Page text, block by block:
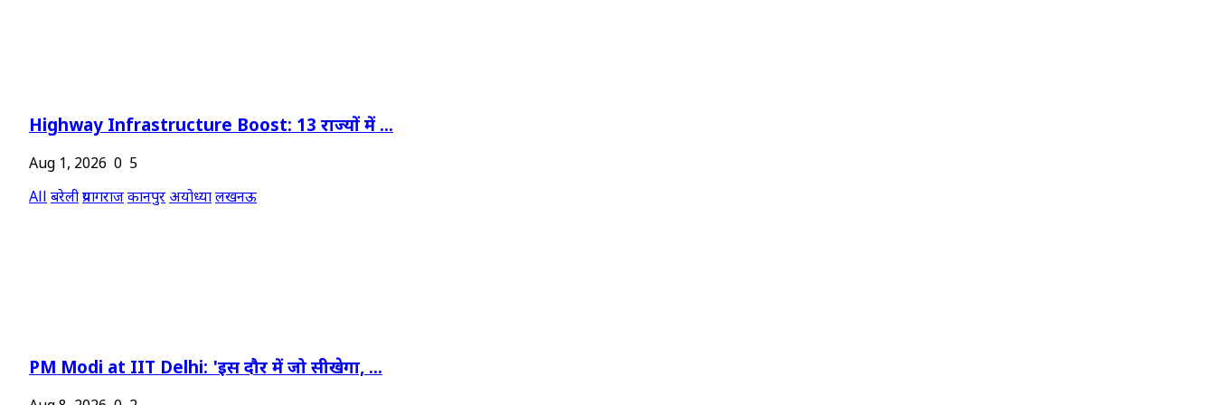
Highway Infrastructure Boost: 13 राज्यों में ...
Aug 1, 2026 0 5
Allबरेलीप्रयागराजकानपुरअयोध्यालखनऊ
PM Modi at IIT Delhi: 'इस दौर में जो सीखेगा, ...